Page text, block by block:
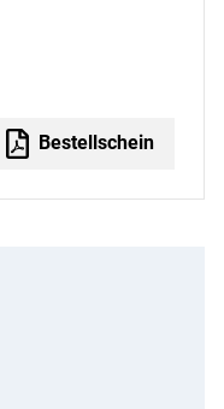
Bestellschein